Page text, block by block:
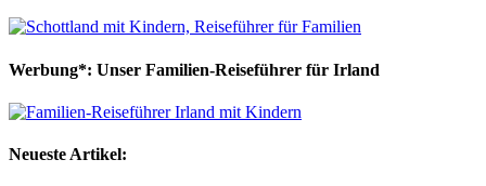
Werbung*: Unser Familien-Reiseführer für Irland
Neueste Artikel: